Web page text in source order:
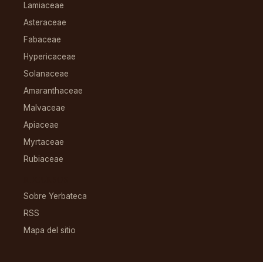
Lamiaceae
Asteraceae
Fabaceae
Hypericaceae
Solanaceae
Amaranthaceae
Malvaceae
Apiaceae
Myrtaceae
Rubiaceae
Sobre Yerbateca
RSS
Mapa del sitio